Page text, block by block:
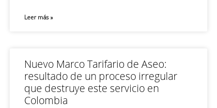
Leer más »
Nuevo Marco Tarifario de Aseo:
resultado de un proceso irregular
que destruye este servicio en
Colombia